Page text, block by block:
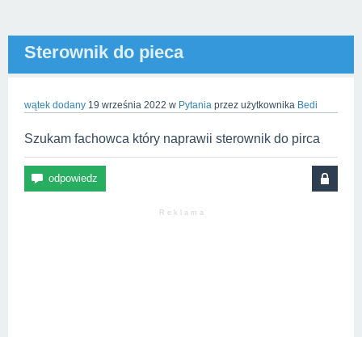
Sterownik do pieca
wątek dodany 19 września 2022 w Pytania przez użytkownika Bedi
Szukam fachowca który naprawii sterownik do pirca
R e k l a m a